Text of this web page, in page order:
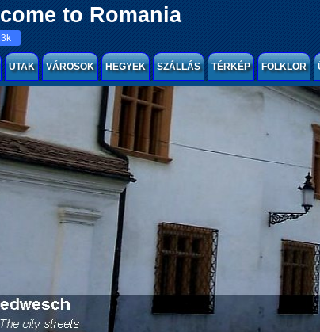
to Romania
UTAK VÁROSOK HEGYEK SZÁLLÁS TÉRKÉP FOLKLOR